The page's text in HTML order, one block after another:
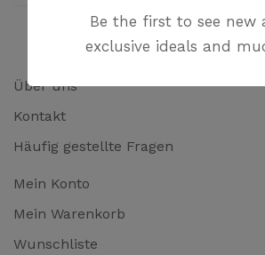
Über uns
Kontakt
Häufig gestellte Fragen
Mein Konto
Mein Warenkorb
Wunschliste
Be the first to see new
exclusive ideals and